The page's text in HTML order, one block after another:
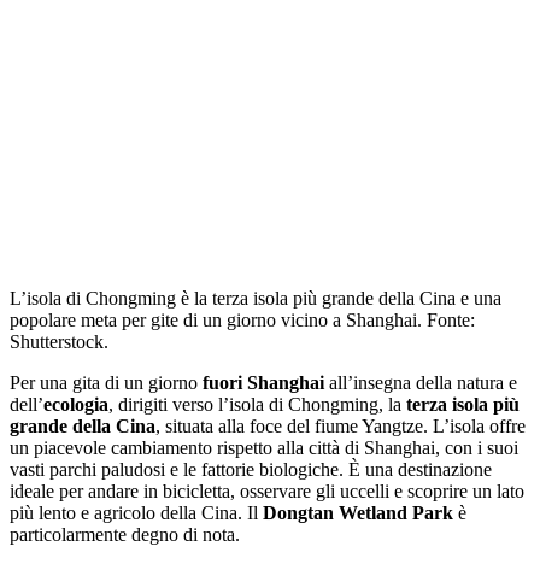
L’isola di Chongming è la terza isola più grande della Cina e una
popolare meta per gite di un giorno vicino a Shanghai. Fonte:
Shutterstock.
Per una gita di un giorno fuori Shanghai all’insegna della natura e
dell’ecologia, dirigiti verso l’isola di Chongming, la terza isola più
grande della Cina, situata alla foce del fiume Yangtze. L’isola offre
un piacevole cambiamento rispetto alla città di Shanghai, con i suoi
vasti parchi paludosi e le fattorie biologiche. È una destinazione
ideale per andare in bicicletta, osservare gli uccelli e scoprire un lato
più lento e agricolo della Cina. Il Dongtan Wetland Park è
particolarmente degno di nota.